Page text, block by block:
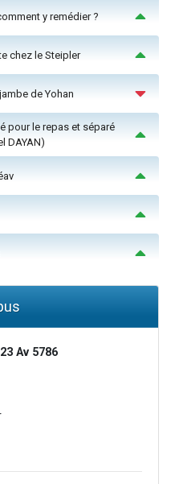
y remédier ?
chez le Steipler
de Yohan
pour le repas et séparé
DAYAN)
Av 5786